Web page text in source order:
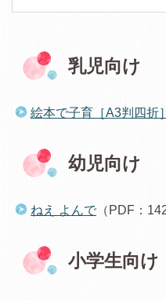
乳児向け
絵本で子育［A3判四折］
幼児向け
ねえ よんで（PDF：
小学生向け